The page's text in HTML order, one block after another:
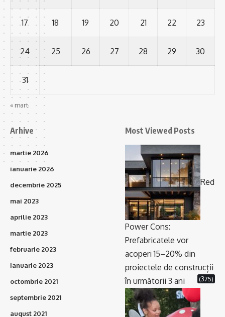
17 18 19 20 21 22 23
24 25 26 27 28 29 30
31
« mart.
Arhive
martie 2026
ianuarie 2026
decembrie 2025
mai 2023
aprilie 2023
martie 2023
februarie 2023
ianuarie 2023
octombrie 2021
septembrie 2021
august 2021
Most Viewed Posts
Red
Power Cons:
Prefabricatele vor
acoperi 15–20% din
proiectele de construcții
în următorii 3 ani
(375)